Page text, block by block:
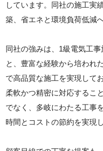
しています。同社の施工実
築、省エネと環境負荷低減
同社の強みは、1級電気工
と、豊富な経験から培われ
で高品質な施工を実現して
柔軟かつ精密に対応するこ
でなく、多岐にわたる工事
時間とコストの節約を実現